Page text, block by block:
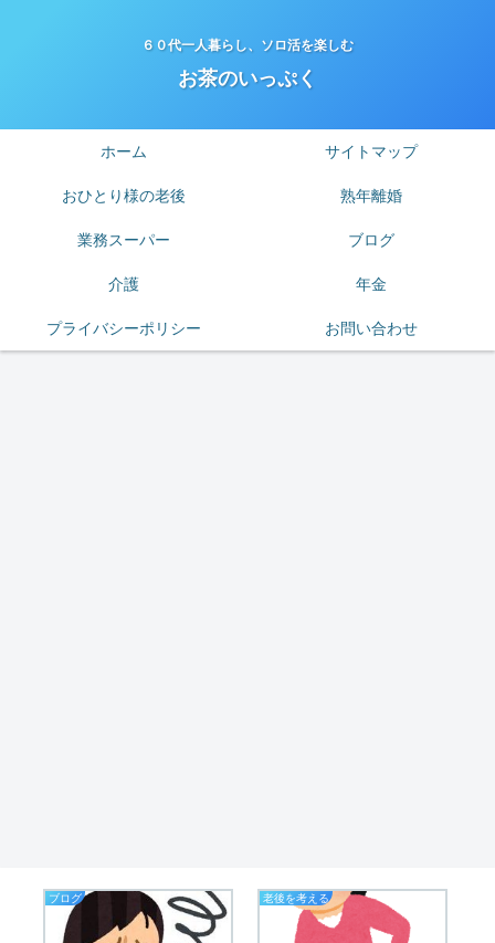
６０代一人暮らし、ソロ活を楽しむ
お茶のいっぷく
ホーム サイトマップ
おひとり様の老後 熟年離婚
業務スーパー ブログ
介護 年金
プライバシーポリシー お問い合わせ
ブログ 老後を考える